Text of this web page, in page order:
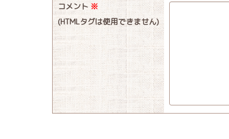
コメント※
(HTMLタグは使用できません)